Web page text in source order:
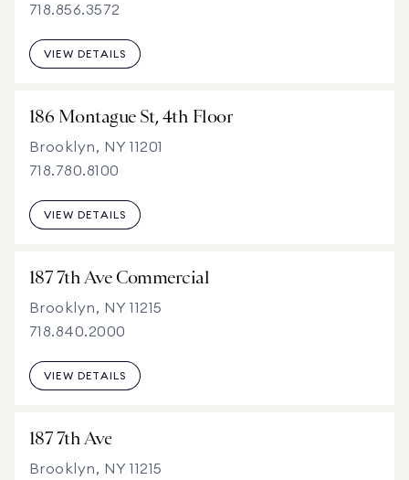
718.856.3572
VIEW DETAILS
186 Montague St, 4th Floor
Brooklyn, NY 11201
718.780.8100
VIEW DETAILS
187 7th Ave Commercial
Brooklyn, NY 11215
718.840.2000
VIEW DETAILS
187 7th Ave
Brooklyn, NY 11215